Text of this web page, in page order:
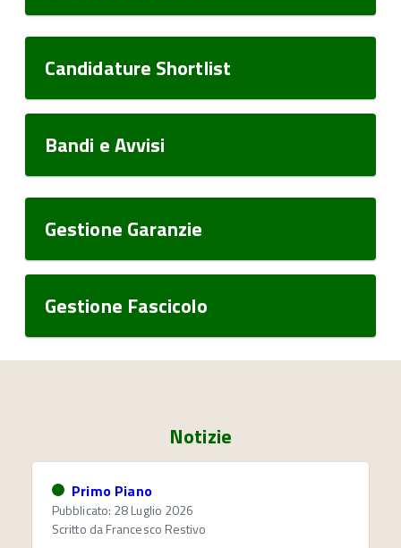
Candidature Shortlist
Bandi e Avvisi
Gestione Garanzie
Gestione Fascicolo
Notizie
Primo Piano
Pubblicato: 28 Luglio 2026
Scritto daFrancesco Restivo